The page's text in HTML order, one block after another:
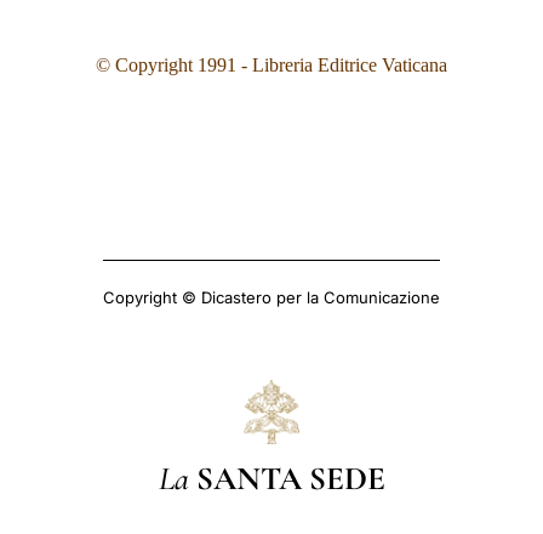
© Copyright 1991 - Libreria Editrice Vaticana
Copyright © Dicastero per la Comunicazione
La SANTA SEDE